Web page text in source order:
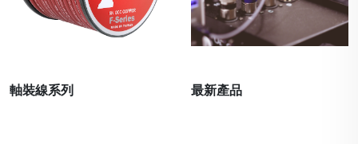
軸裝線系列 最新產品